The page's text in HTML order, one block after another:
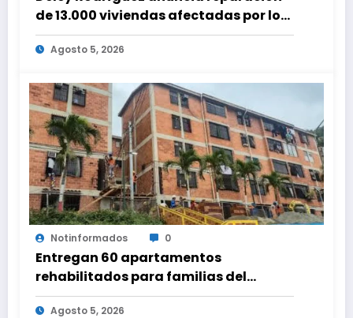
de 13.000 viviendas afectadas por los
terremotos
Agosto 5, 2026
Notinformados 0
Entregan 60 apartamentos
rehabilitados para familias del
urbanismo Ana Victoria en La Guaira
Agosto 5, 2026